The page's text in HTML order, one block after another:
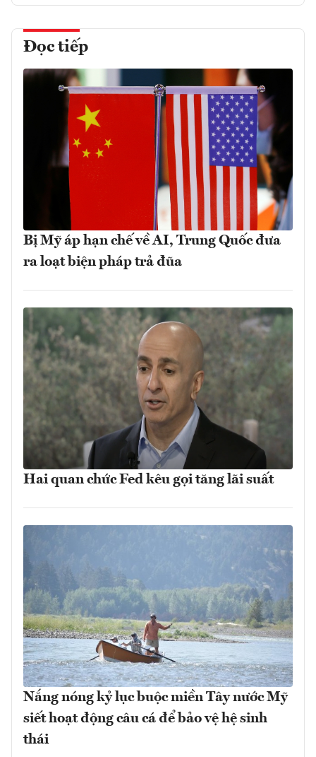
Đọc tiếp
Bị Mỹ áp hạn chế về AI, Trung Quốc đưa
ra loạt biện pháp trả đũa
Hai quan chức Fed kêu gọi tăng lãi suất
Nắng nóng kỷ lục buộc miền Tây nước Mỹ
siết hoạt động câu cá để bảo vệ hệ sinh
thái